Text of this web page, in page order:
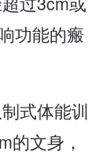
功能的瘢
式体能训
的文身，